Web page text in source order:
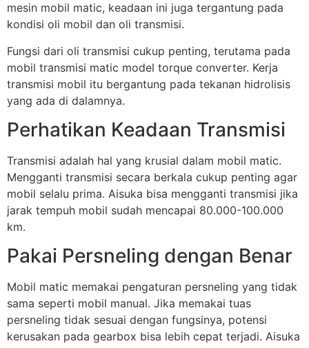
mesin mobil matic, keadaan ini juga tergantung pada
kondisi oli mobil dan oli transmisi.
Fungsi dari oli transmisi cukup penting, terutama pada
mobil transmisi matic model torque converter. Kerja
transmisi mobil itu bergantung pada tekanan hidrolisis
yang ada di dalamnya.
Perhatikan Keadaan Transmisi
Transmisi adalah hal yang krusial dalam mobil matic.
Mengganti transmisi secara berkala cukup penting agar
mobil selalu prima. Aisuka bisa mengganti transmisi jika
jarak tempuh mobil sudah mencapai 80.000-100.000
km.
Pakai Persneling dengan Benar
Mobil matic memakai pengaturan persneling yang tidak
sama seperti mobil manual. Jika memakai tuas
persneling tidak sesuai dengan fungsinya, potensi
kerusakan pada gearbox bisa lebih cepat terjadi. Aisuka